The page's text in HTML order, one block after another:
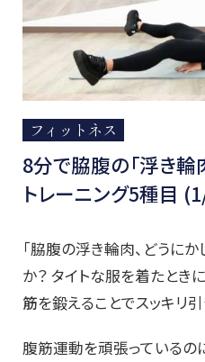
フィットネス
8分で脇腹の「浮き輪
トレーニング5種目
「脇腹の浮き輪肉、どうに
か？ タイトな服を着たとき
筋を鍛えることでスッキリ
腹筋運動を頑張っている